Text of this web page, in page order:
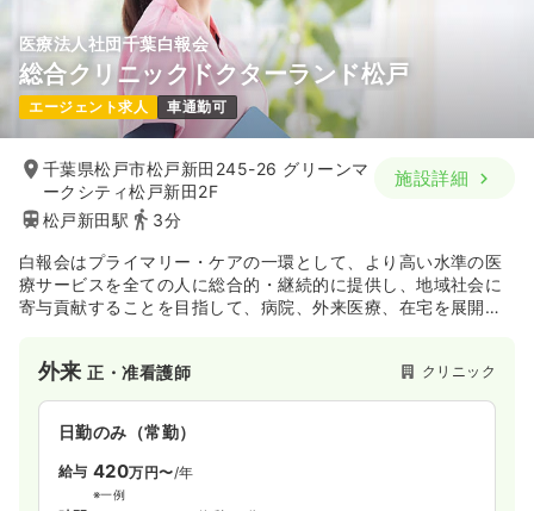
日勤のみ（パート） 一時募集休止
給与 時給1,500円〜
時間 9:30～21:30
ブランク可
時給1,500円以上可
気になる
医療法人社団千葉白報会
総合クリニックドクターランド松戸
エージェント求人 車通勤可
千葉県松戸市松戸新田245-26 グリーンマ
ークシティ松戸新田2F
松戸新田駅
3分
施設詳細
白報会はプライマリー・ケアの一環として、より高い水準の医
療サービスを全ての人に総合的・継続的に提供し、地域社会に
寄与貢献することを目指して、病院、外来医療、在宅を展開し
ク、在宅医療を主とした診療所を各地に設けて、患者さまと近
接した医療の実現を進めております。
同時に在宅医療を中心に各地域において外来医療、健康診断、
地域のネットワーク、関連の有料老人ホーム、薬局などの総合
体制の基、ひとりひとり、様々な違った環境に対応できるプラ
イマリー・ケアの確固たる実現に力を注いでいます。
外来正・准看護師 クリニック
日勤のみ（常勤）
給与 420万円〜/年
※一例